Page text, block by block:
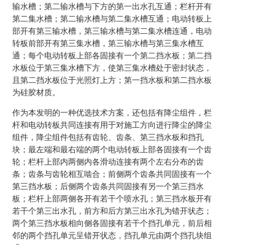
输水槽；第二输水槽与下方的第一出水孔互通；栏杆开有
第二集水槽；第二输水槽与第二集水槽互通；电动转板上
部开有第三输水槽，第三输水槽与第二集水槽连通，电动
转板前部开有第三集水槽，第三输水槽与第三集水槽互
通；每个电动转板上部各固接有一个第二挡水板；第二挡
水板位于第三集水槽下方，使第三集水槽处于密封状态，
且第二挡水板位于光照灯上方；第一挡水板和第二挡水板
为硅胶材质。
作为本发明的一种优选技术方案，还包括有降尘组件，栏
杆和电动转板共同连接有用于对施工方向进行降尘的降尘
组件，降尘组件包括有齿轮、齿条、第三挡水板和挡孔
块；最左端和最右端的两个电动转板上部各固接有一个齿
轮；栏杆上部内两侧内各滑动连接有两个左右分布的齿
条；齿条与齿轮相互啮合；前侧两个齿条共同固接有一个
第三挡水板；后侧两个齿条共同固接有另一个第三挡水
板；栏杆上部两侧各开有若干个喷水孔；第三挡水板开有
若干个第三出水孔，前方和后方第三出水孔为错开状态；
两个第三挡水板相向侧各固接有若干个挡孔单元，前后相
邻的两个挡孔单元呈错开状态，挡孔单元由两个挡孔块组